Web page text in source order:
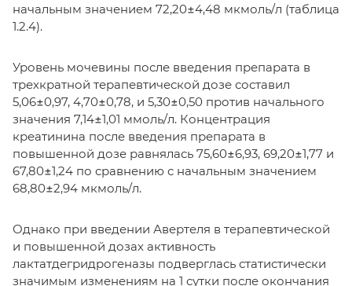
начальным значением 72,20±4,48 мкмоль/л (таблица
1.2.4).
Уровень мочевины после введения препарата в
трехкратной терапевтической дозе составил
5,06±0,97, 4,70±0,78, и 5,30±0,50 против начального
значения 7,14±1,01 ммоль/л. Концентрация
креатинина после введения препарата в
повышенной дозе равнялась 75,60±6,93, 69,20±1,77 и
67,80±1,24 по сравнению с начальным значением
68,80±2,94 мкмоль/л.
Однако при введении Авертеля в терапевтической
и повышенной дозах активность
лактатдегридрогеназы подверглась статистически
значимым изменениям на 1 сутки после окончания